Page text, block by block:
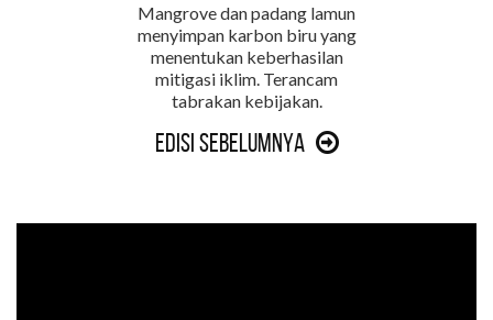
Mangrove dan padang lamun
menyimpan karbon biru yang
menentukan keberhasilan
mitigasi iklim. Terancam
tabrakan kebijakan.
Edisi Sebelumnya